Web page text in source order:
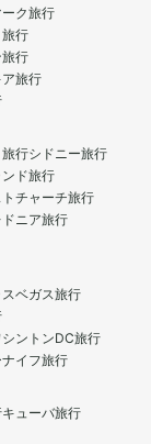
ク旅行
行
旅行
旅行
行シドニー旅行
ド旅行
チャーチ旅行
ニア旅行
スベガス旅行
シントンDC旅行
イフ旅行
キューバ旅行